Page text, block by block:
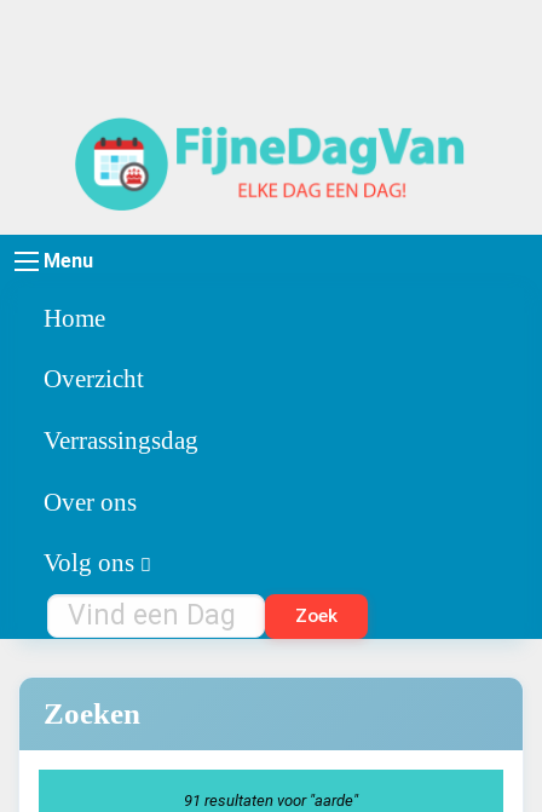
Menu
Home
Overzicht
Verrassingsdag
Over ons
Volg ons
Zoeken
91 resultaten voor "aarde"